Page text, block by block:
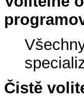
Čistě